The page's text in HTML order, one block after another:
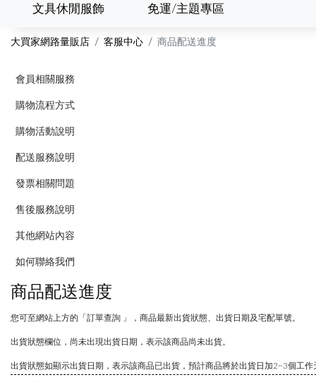
文具休閒服飾 免運/主題專區
大買家網路量販店 客服中心 商品配送進度
會員相關服務
購物流程方式
購物活動說明
配送服務說明
發票相關問題
售後服務說明
其他網站內容
如何聯絡我們
商品配送進度
您可至網站上方的「訂單查詢 」，商品最新出貨狀態、出貨日期及宅配單號。
出貨狀態欄位，尚未出現出貨日期，表示該商品尚未出貨。
出貨狀態如顯示出貨日期，表示該商品已出貨，預計商品將於出貨日加2~3個工